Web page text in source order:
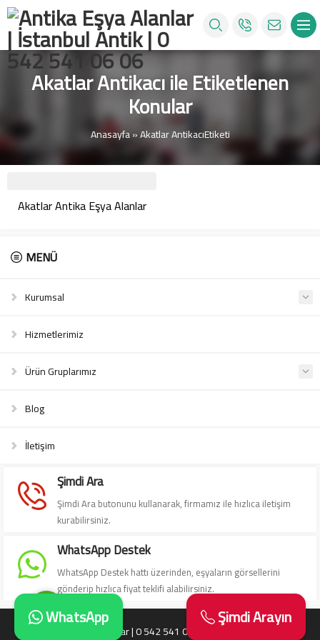
Akatlar Antikacı ile Etiketlenen
Konular
Anasayfa»Akatlar AntikacıEtiketi
Akatlar Antika Eşya Alanlar
MENÜ
Kurumsal
Hizmetlerimiz
Ürün Gruplarımız
Blog
İletişim
Şimdi Ara
Şimdi Ara butonunu kullanarak, firmamız ile hızlıca iletişim
kurabilirsiniz.
WhatsApp Destek
WhatsApp Destek hattı üzerinden, eşyaların görsellerini
gönderip hızlıca fiyat teklifi alabilirsiniz.
Antika Eşya Alanlar | 0 542 541 06 06 | Antika Alanlar
Cevap Yaz
Şimdi Arayın
WhatsApp